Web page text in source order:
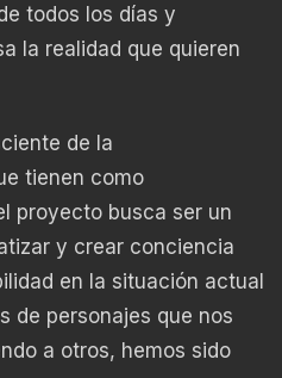
todos los días y
la realidad que quieren
de la
tienen como
proyecto busca ser un
y crear conciencia
en la situación actual
de personajes que nos
a otros, hemos sido